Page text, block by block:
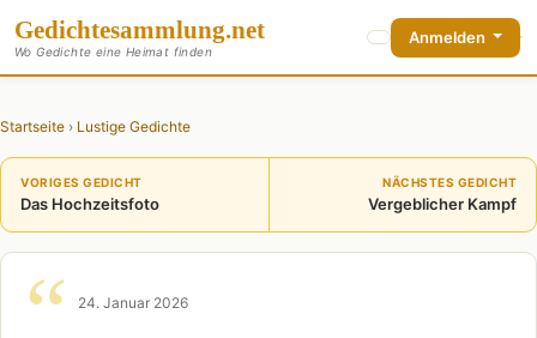
Gedichtesammlung.net
Wo Gedichte eine Heimat finden
Anmelden
Startseite › Lustige Gedichte
VORIGES GEDICHT
Das Hochzeitsfoto
NÄCHSTES GEDICHT
Vergeblicher Kampf
24. Januar 2026